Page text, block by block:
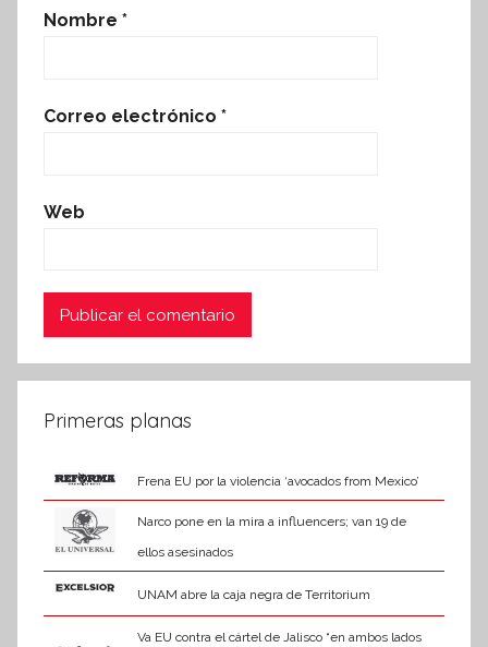
Nombre *
Correo electrónico *
Web
Primeras planas
Frena EU por la violencia ‘avocados from Mexico’
Narco pone en la mira a influencers; van 19 de
ellos asesinados
UNAM abre la caja negra de Territorium
Va EU contra el cártel de Jalisco “en ambos lados